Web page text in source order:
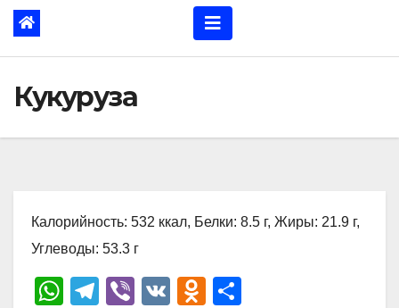
Кукуруза
Калорийность: 532 ккал, Белки: 8.5 г, Жиры: 21.9 г,
Углеводы: 53.3 г
W
T
Vi
V
O